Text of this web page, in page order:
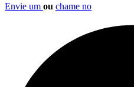
Envie um ou chame no